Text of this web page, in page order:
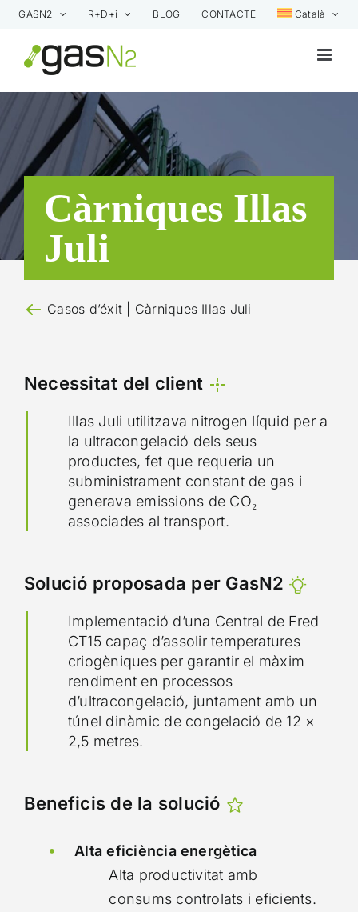
Skip
content
GASN2 R+D+i BLOG CONTACTE Català
Càrniques Illas
Juli
Casos d’éxit | Càrniques Illas Juli
Necessitat del client
Illas Juli utilitzava nitrogen líquid per a
la ultracongelació dels seus
productes, fet que requeria un
subministrament constant de gas i
generava emissions de CO₂
associades al transport.
Solució proposada per GasN2
Implementació d’una Central de Fred
CT15 capaç d’assolir temperatures
criogèniques per garantir el màxim
rendiment en processos
d’ultracongelació, juntament amb un
túnel dinàmic de congelació de 12 ×
2,5 metres.
Beneficis de la solució
Alta eficiència energètica
Alta productivitat amb
consums controlats i eficients.